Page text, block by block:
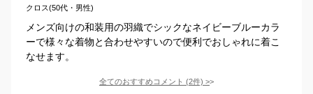
クロス(50代・男性)
メンズ向けの和装用の羽織でシックなネイビーブルーカラ
ーで様々な着物と合わせやすいので便利でおしゃれに着こ
なせます。
全てのおすすめコメント (2件) >